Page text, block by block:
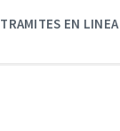
TRAMITES EN LINEA